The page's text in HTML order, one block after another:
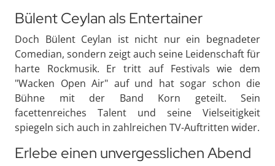
Bülent Ceylan als Entertainer
Doch Bülent Ceylan ist nicht nur ein begnadeter
Comedian, sondern zeigt auch seine Leidenschaft für
harte Rockmusik. Er tritt auf Festivals wie dem
"Wacken Open Air" auf und hat sogar schon die
Bühne mit der Band Korn geteilt. Sein
facettenreiches Talent und seine Vielseitigkeit
spiegeln sich auch in zahlreichen TV-Auftritten wider.
Erlebe einen unvergesslichen Abend